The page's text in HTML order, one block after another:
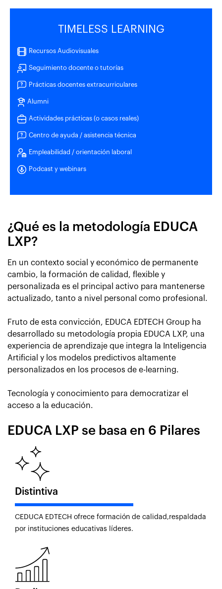
TIMELESS LEARNING
Recursos Audiovisuales
Seguimiento docente o tutorías
Prácticas docentes extracurriculares
Alumni
Actividades prácticas (o casos reales)
Centro de ayuda / asistencia técnica
Empleabilidad / orientación laboral
Podcast y webinars
¿Qué es la metodología EDUCA
LXP?
En un contexto social y económico de permanente
cambio, la formación de calidad, flexible y
personalizada es el principal activo para mantenerse
actualizado, tanto a nivel personal como profesional.
Fruto de esta convicción, EDUCA EDTECH Group ha
desarrollado su metodología propia EDUCA LXP, una
experiencia de aprendizaje que integra la Inteligencia
Artificial y los modelos predictivos altamente
personalizados en los procesos de e-learning.
Tecnología y conocimiento para democratizar el
acceso a la educación.
EDUCA LXP se basa en 6 Pilares
Distintiva
CEDUCA EDTECH ofrece formación de calidad,respaldada
por instituciones educativas líderes.